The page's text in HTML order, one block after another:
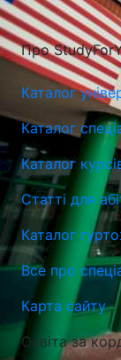
Університет
Про
Каталог
Каталог
Каталог
Статті для
Каталог
Все про
Карта сайту
Освіта за